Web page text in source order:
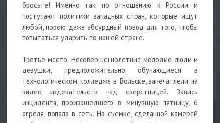
бросьте! Именно так по отношению к России и
поступают политики западных стран, которые ищут
любой, порою даже абсурдный повод для того, чтобы
попытаться ударить по нашей стране.
Третье место. Несовершеннолетние молодые люди и
девушки, предположительно обучающиеся в
технологическом колледже в Вольске, запечатлели на
видео издевательств над сверстницей. Запись
инцидента, произошедшего в минувшую пятницу, 6
апреля, попала в сеть. На съемке, сделанной камерой